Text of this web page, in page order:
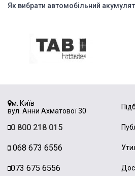
Як вибрати автомобільний
м. Київ
вул. Анни Ахматової 30
0 800 218 015
068 673 6556
073 675 6556